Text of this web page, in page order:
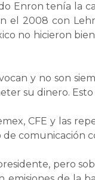
Enron tenía la
el 2008 con
no hicieron
y no son
su dinero.
CFE y las
comunicación
pero